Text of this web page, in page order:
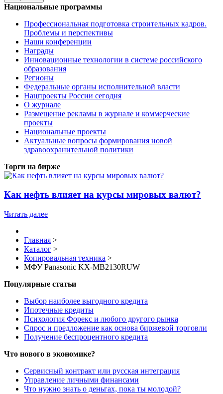
Национальные программы
Профессиональная подготовка строительных кадров.
Проблемы и перспективы
Наши конференции
Награды
Инновационные технологии в системе российского
образования
Регионы
Федеральные органы исполнительной власти
Нацпроекты России сегодня
О журнале
Размещение рекламы в журнале и коммерческие
проекты
Национальные проекты
Актуальные вопросы формирования новой
здравоохранительной политики
Торги на бирже
Как нефть влияет на курсы мировых валют?
Читать далее
Главная >
Каталог >
Копировальная техника >
МФУ Panasonic KX-MB2130RUW
Популярные статьи
Выбор наиболее выгодного кредита
Ипотечные кредиты
Психология Форекс и любого другого рынка
Спрос и предложение как основа биржевой торговли
Получение беспроцентного кредита
Что нового в экономике?
Сервисный контракт или русская интеграция
Управление личными финансами
Что нужно знать о деньгах, пока ты молодой?